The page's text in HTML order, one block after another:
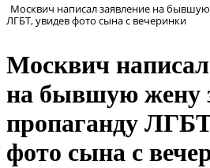
Москвич написал заявление на
ЛГБТ, увидев фото сына с вечеринки
Москвич написал
на бывшую жену
пропаганду
фото сына с